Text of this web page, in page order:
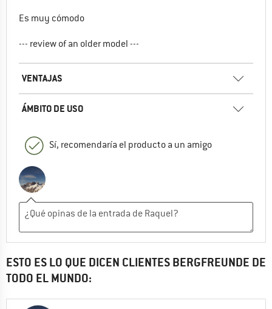
Es muy cómodo
--- review of an older model ---
VENTAJAS
ÁMBITO DE USO
Sí, recomendaría el producto a un amigo
ESTO ES LO QUE DICEN CLIENTES BERGFREUNDE DE
TODO EL MUNDO: